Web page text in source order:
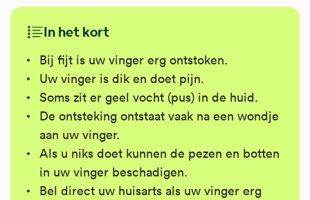
In het kort
Bij fijt is uw vinger erg ontstoken.
Uw vinger is dik en doet pijn.
Soms zit er geel vocht (pus) in de huid.
De ontsteking ontstaat vaak na een wondje
aan uw vinger.
Als u niks doet kunnen de pezen en botten
in uw vinger beschadigen.
Bel direct uw huisarts als uw vinger erg